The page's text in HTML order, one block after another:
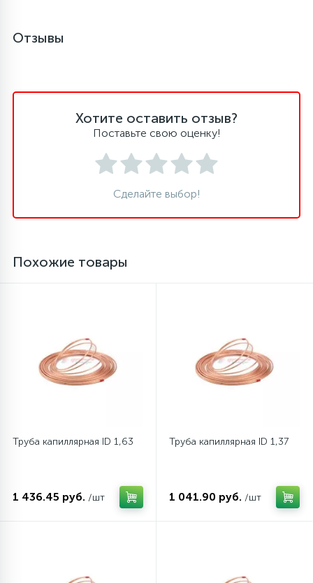
Сливные фильтры
Стекла люка
Суппорты (ступицы)
Таходатчики
ТЭНы (нагревательные элементы)
Шкивы барабана
Шланги слива
Щетки двигателя
20
Отзывы
Хотите оставить отзыв?
Поставьте свою оценку!
Сделайте выбор!
Похожие товары
Труба капиллярная ID 1,63
1 436.45 руб. /шт
Труба капиллярная ID 1,37
1 041.90 руб. /шт